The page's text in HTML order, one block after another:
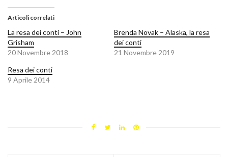
Articoli correlati
La resa dei conti – John
Grisham
20 Novembre 2018
Brenda Novak – Alaska, la resa
dei conti
21 Novembre 2019
Resa dei conti
9 Aprile 2014